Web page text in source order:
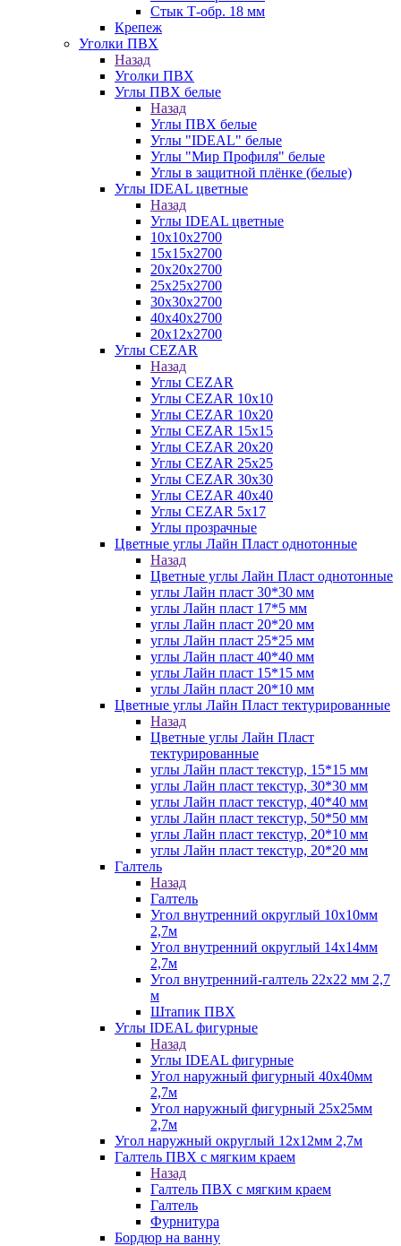
Стык Т-обр. 18 мм
Крепеж
Уголки ПВХ
Назад
Уголки ПВХ
Углы ПВХ белые
Назад
Углы ПВХ белые
Углы "IDEAL" белые
Углы "Мир Профиля" белые
Углы в защитной плёнке (белые)
Углы IDEAL цветные
Назад
Углы IDEAL цветные
10х10х2700
15х15х2700
20х20х2700
25х25х2700
30х30х2700
40х40х2700
20х12х2700
Углы CEZAR
Назад
Углы CEZAR
Углы CEZAR 10х10
Углы CEZAR 10х20
Углы CEZAR 15х15
Углы CEZAR 20х20
Углы CEZAR 25х25
Углы CEZAR 30х30
Углы CEZAR 40х40
Углы CEZAR 5х17
Углы прозрачные
Цветные углы Лайн Пласт однотонные
Назад
Цветные углы Лайн Пласт однотонные
углы Лайн пласт 30*30 мм
углы Лайн пласт 17*5 мм
углы Лайн пласт 20*20 мм
углы Лайн пласт 25*25 мм
углы Лайн пласт 40*40 мм
углы Лайн пласт 15*15 мм
углы Лайн пласт 20*10 мм
Цветные углы Лайн Пласт тектурированные
Назад
Цветные углы Лайн Пласт
тектурированные
углы Лайн пласт текстур, 15*15 мм
углы Лайн пласт текстур, 30*30 мм
углы Лайн пласт текстур, 40*40 мм
углы Лайн пласт текстур, 50*50 мм
углы Лайн пласт текстур, 20*10 мм
углы Лайн пласт текстур, 20*20 мм
Галтель
Назад
Галтель
Угол внутренний округлый 10х10мм
2,7м
Угол внутренний округлый 14х14мм
2,7м
Угол внутренний-галтель 22х22 мм 2,7
м
Штапик ПВХ
Углы IDEAL фигурные
Назад
Углы IDEAL фигурные
Угол наружный фигурный 40х40мм
2,7м
Угол наружный фигурный 25х25мм
2,7м
Угол наружный округлый 12х12мм 2,7м
Галтель ПВХ с мягким краем
Назад
Галтель ПВХ с мягким краем
Галтель
Фурнитура
Бордюр на ванну